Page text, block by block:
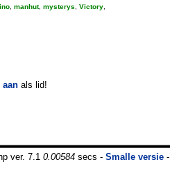
manhut, mysterys Victory
aan als lid!
ver. 7.1 0.00584secs - Smalle versie-